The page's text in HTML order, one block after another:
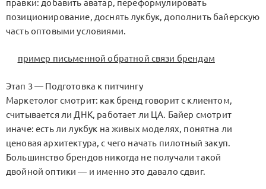
правки: добавить аватар, переформулировать
позиционирование, доснять лукбук, дополнить байерскую
часть оптовыми условиями.
пример письменной обратной связи брендам
Этап 3 — Подготовка к питчингу
Маркетолог смотрит: как бренд говорит с клиентом,
считывается ли ДНК, работает ли ЦА. Байер смотрит
иначе: есть ли лукбук на живых моделях, понятна ли
ценовая архитектура, с чего начать пилотный закуп.
Большинство брендов никогда не получали такой
двойной оптики — и именно это давало сдвиг.